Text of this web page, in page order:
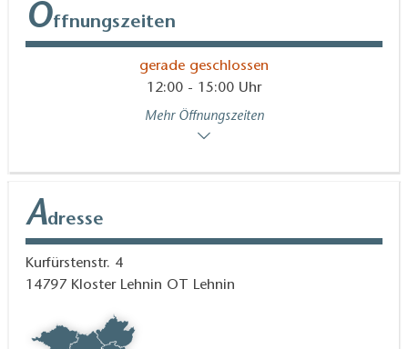
Öffnungszeiten
gerade geschlossen
12:00 - 15:00 Uhr
Mehr Öffnungszeiten
Adresse
Kurfürstenstr. 4
14797 Kloster Lehnin OT Lehnin